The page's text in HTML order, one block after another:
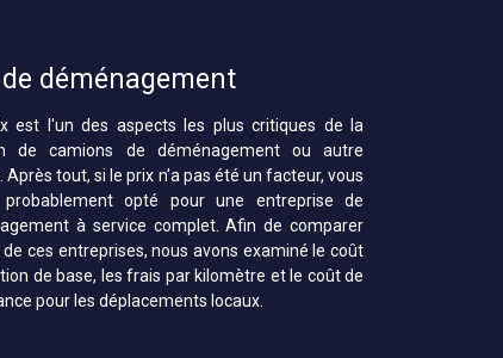
déménagement
est l'un des aspects les plus critiques de la
de camions de déménagement ou autre
Après tout, si le prix n'a pas été un facteur, vous
opté pour une entreprise de
à service complet. Afin de comparer
de ces entreprises, nous avons examiné le coût
de base, les frais par kilomètre et le coût de
pour les déplacements locaux.